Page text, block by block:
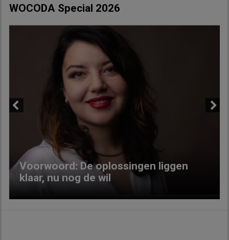
WOCODA Special 2026
Voorwoord: De oplossingen liggen
klaar, nu nog de wil